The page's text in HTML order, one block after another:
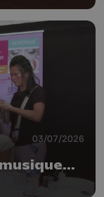
03/07/2026